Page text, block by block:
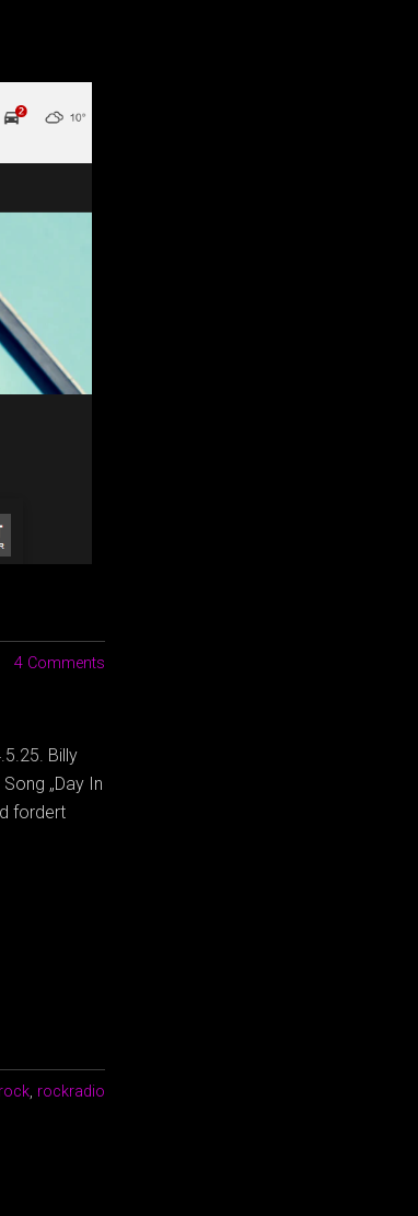
4 Comments
Billy
„Day In
fordert
rock, rockradio